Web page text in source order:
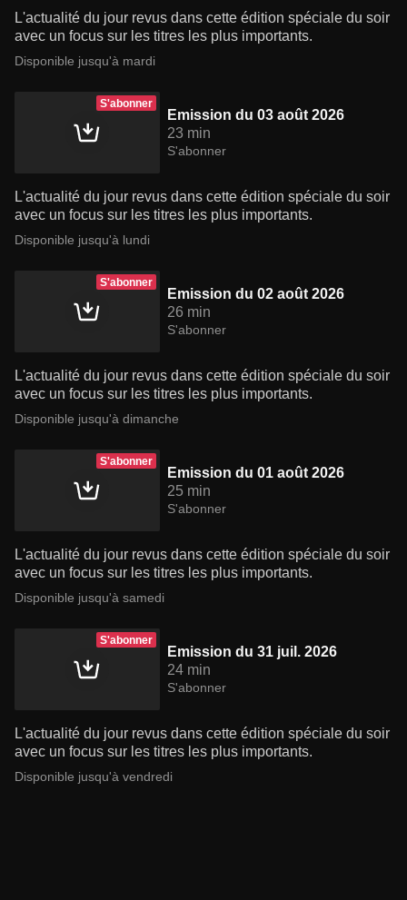
L'actualité du jour revus dans cette édition spéciale du soir
avec un focus sur les titres les plus importants.
Disponible jusqu'à mardi
S'abonner
Emission du 03 août 2026
23 min
S'abonner
L'actualité du jour revus dans cette édition spéciale du soir
avec un focus sur les titres les plus importants.
Disponible jusqu'à lundi
S'abonner
Emission du 02 août 2026
26 min
S'abonner
L'actualité du jour revus dans cette édition spéciale du soir
avec un focus sur les titres les plus importants.
Disponible jusqu'à dimanche
S'abonner
Emission du 01 août 2026
25 min
S'abonner
L'actualité du jour revus dans cette édition spéciale du soir
avec un focus sur les titres les plus importants.
Disponible jusqu'à samedi
S'abonner
Emission du 31 juil. 2026
24 min
S'abonner
L'actualité du jour revus dans cette édition spéciale du soir
avec un focus sur les titres les plus importants.
Disponible jusqu'à vendredi